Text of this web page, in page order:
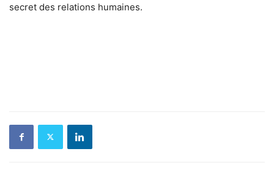
secret des relations humaines.